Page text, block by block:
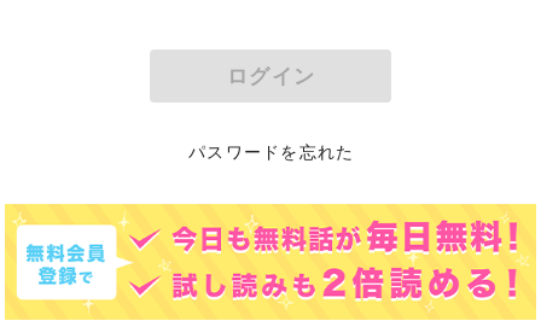
ログイン
パスワードを忘れた